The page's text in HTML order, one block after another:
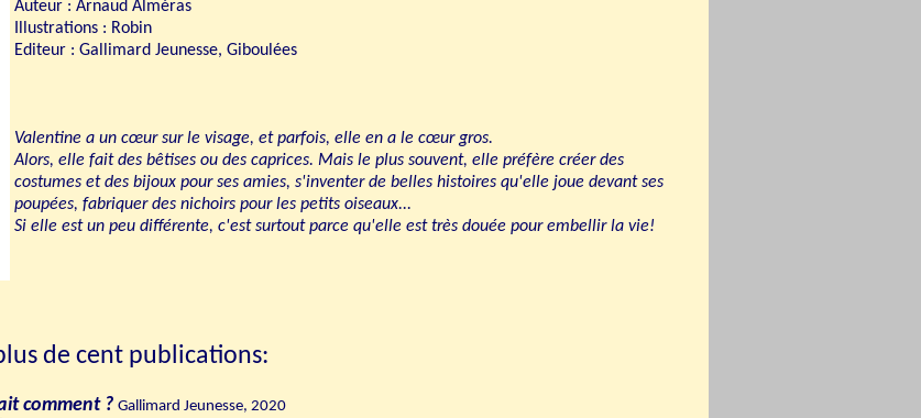
Auteur : Arnaud Alméras
Illustrations : Robin
Editeur : Gallimard Jeunesse, Giboulées
Valentine a un cœur sur le visage, et parfois, elle en a le cœur gros.
Alors, elle fait des bêtises ou des caprices. Mais le plus souvent, elle préfère créer des
costumes et des bijoux pour ses amies, s'inventer de belles histoires qu'elle joue devant ses
poupées, fabriquer des nichoirs pour les petits oiseaux...
Si elle est un peu différente, c'est surtout parce qu'elle est très douée pour embellir la vie!
de cent publications:
comment ? Gallimard Jeunesse, 2020